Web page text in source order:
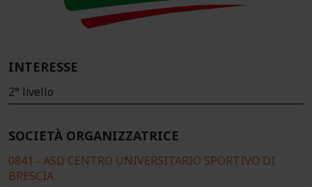
INTERESSE
2° livello
SOCIETÀ ORGANIZZATRICE
0841 - ASD CENTRO UNIVERSITARIO SPORTIVO DI
BRESCIA